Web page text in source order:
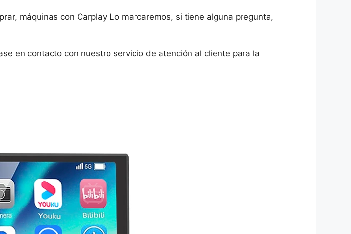
máquinas con Carplay Lo marcaremos, si tiene alguna pregunta,
en contacto con nuestro servicio de atención al cliente para la